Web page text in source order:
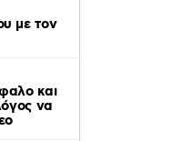
με τον
και
να